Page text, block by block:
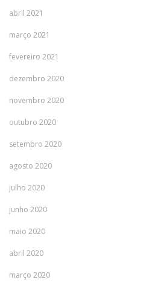
abril 2021
março 2021
fevereiro 2021
dezembro 2020
novembro 2020
outubro 2020
setembro 2020
agosto 2020
julho 2020
junho 2020
maio 2020
abril 2020
março 2020